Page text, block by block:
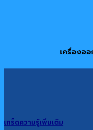
เครื่องอ
เกร็ดความรู้เพิ่มเติม